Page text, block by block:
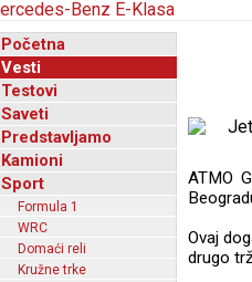
Početna
Vesti
Testovi
Saveti
Predstavljamo
Kamioni
Sport
Formula 1
WRC
Domaći reli
Kružne trke
ATMO
Ovaj
drugo